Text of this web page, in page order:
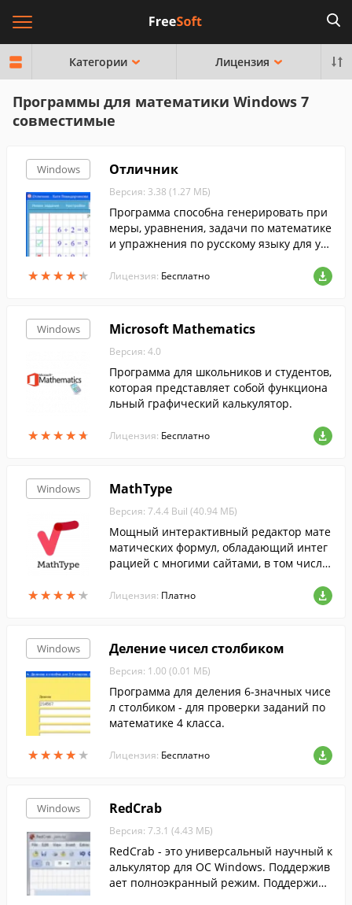
Категории Лицензия
Программы для математики Windows 7
совместимые
Windows
★★★★★
★★★★★
Отличник
Версия: 3.38 (1.27 МБ)
Программа способна генерировать при
меры, уравнения, задачи по математике
и упражнения по русскому языку для уч
рых ученик получает соответствующую
Лицензия: Бесплатно
Windows
★★★★★
★★★★★
Microsoft Mathematics
Версия: 4.0
Программа для школьников и студентов,
которая представляет собой функциона
льный графический калькулятор.
Лицензия: Бесплатно
Windows
★★★★★
★★★★★
MathType
Версия: 7.4.4 Buil (40.94 МБ)
Мощный интерактивный редактор мате
матических формул, обладающий интег
рацией с многими сайтами, в том числе
Design, GMail, Evernote и проч.
Лицензия: Платно
Windows
★★★★ ★
★★★★ ★
Деление чисел столбиком
Версия: 1.00 (0.01 МБ)
Программа для деления 6-значных чисе
л столбиком - для проверки заданий по
математике 4 класса.
Лицензия: Бесплатно
Windows RedCrab
Версия: 7.3.1 (4.43 МБ)
RedCrab - это универсальный научный к
алькулятор для ОС Windows. Поддержив
ает полноэкранный режим. Поддержива